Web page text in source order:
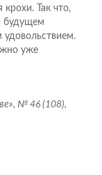
крохи. Так что,
будущем
уже
№ 46 (108),